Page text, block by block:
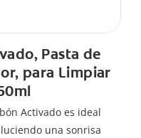
Pasta de
para Limpiar
Activado es ideal
una sonrisa